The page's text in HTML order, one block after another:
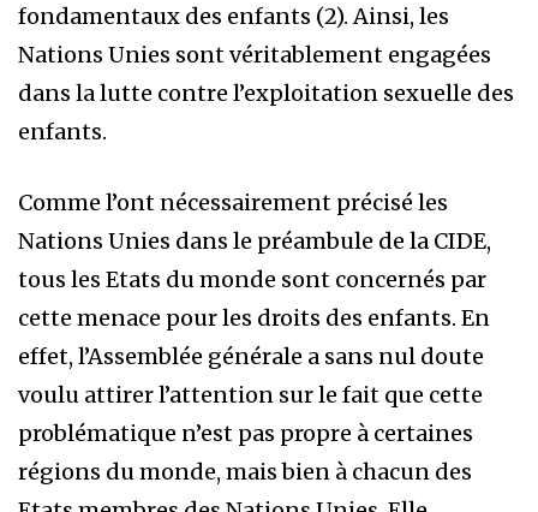
fondamentaux des enfants (2). Ainsi, les
Nations Unies sont véritablement engagées
dans la lutte contre l’exploitation sexuelle des
enfants.
Comme l’ont nécessairement précisé les
Nations Unies dans le préambule de la CIDE,
tous les Etats du monde sont concernés par
cette menace pour les droits des enfants. En
effet, l’Assemblée générale a sans nul doute
voulu attirer l’attention sur le fait que cette
problématique n’est pas propre à certaines
régions du monde, mais bien à chacun des